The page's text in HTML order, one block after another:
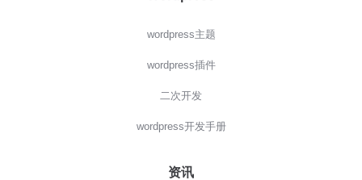
wordpress主题
wordpress插件
二次开发
wordpress开发手册
资讯